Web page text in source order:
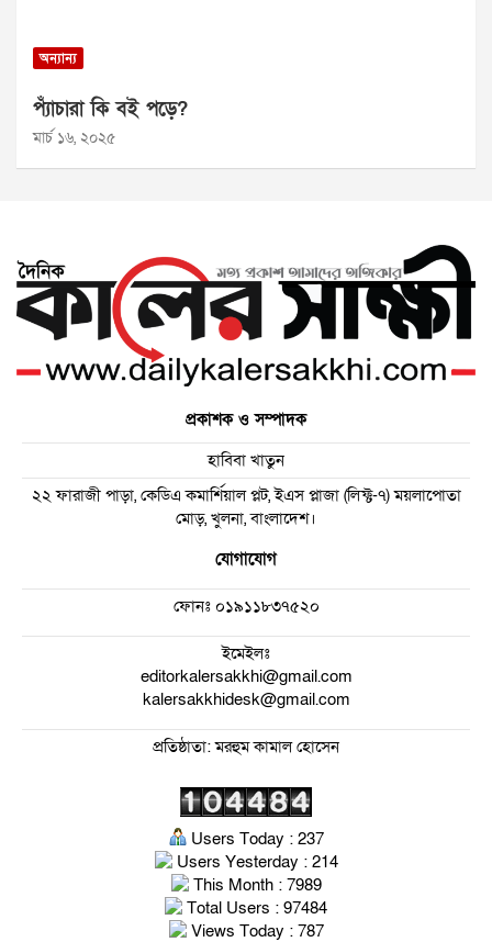
অন্যান্য
প্যাঁচারা কি বই পড়ে?
মার্চ ১৬, ২০২৫
প্রকাশক ও সম্পাদক
হাবিবা খাতুন
২২ ফারাজী পাড়া, কেডিএ কমার্শিয়াল প্লট, ইএস প্লাজা (লিফ্ট-৭) ময়লাপোতা
মোড়, খুলনা, বাংলাদেশ।
যোগাযোগ
ফোনঃ০১৯১১৮৩৭৫২০
ইমেইলঃ
editorkalersakkhi@gmail.com
kalersakkhidesk@gmail.com
প্রতিষ্ঠাতা: মরহুম কামাল হোসেন
Users Today : 237
Users Yesterday : 214
This Month : 7989
Total Users : 97484
Views Today : 787